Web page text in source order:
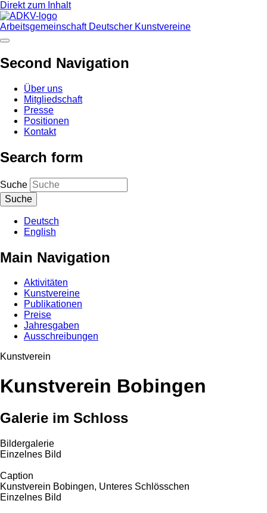
Direkt zum Inhalt
Arbeitsgemeinschaft Deutscher Kunstvereine
Second Navigation
Über uns
Mitgliedschaft
Presse
Positionen
Kontakt
Search form
Suche
Deutsch
English
Main Navigation
Aktivitäten
Kunstvereine
Publikationen
Preise
Jahresgaben
Ausschreibungen
Kunstverein
Kunstverein Bobingen
Galerie im Schloss
Bildergalerie
Einzelnes Bild
Caption
Kunstverein Bobingen, Unteres Schlösschen
Einzelnes Bild